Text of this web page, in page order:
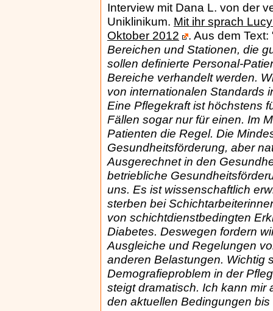
Interview mit Dana L. von der
Uniklinikum. Mit ihr sprach
Oktober 2012
. Aus dem
Bereichen und Stationen, die
sollen definierte Personal-
Bereiche verhandelt werden.
von internationalen Standards
Eine Pflegekraft ist höchstens
Fällen sogar nur für einen. Im
Patienten die Regel. Die
Gesundheitsförderung, aber
Ausgerechnet in den
betriebliche
uns. Es ist wissenschaftlich
sterben bei
von schichtdienstbedingten
Diabetes. Deswegen fordern
Ausgleiche und Regelungen
anderen Belastungen. Wichtig
Demografieproblem in der
steigt dramatisch. Ich kann mir
den aktuellen Bedingungen